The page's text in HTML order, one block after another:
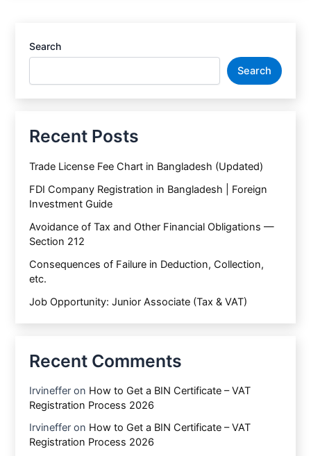
Search
Search
Recent Posts
Trade License Fee Chart in Bangladesh (Updated)
FDI Company Registration in Bangladesh | Foreign
Investment Guide
Avoidance of Tax and Other Financial Obligations —
Section 212
Consequences of Failure in Deduction, Collection,
etc.
Job Opportunity: Junior Associate (Tax & VAT)
Recent Comments
Irvineffer on How to Get a BIN Certificate – VAT
Registration Process 2026
Irvineffer on How to Get a BIN Certificate – VAT
Registration Process 2026